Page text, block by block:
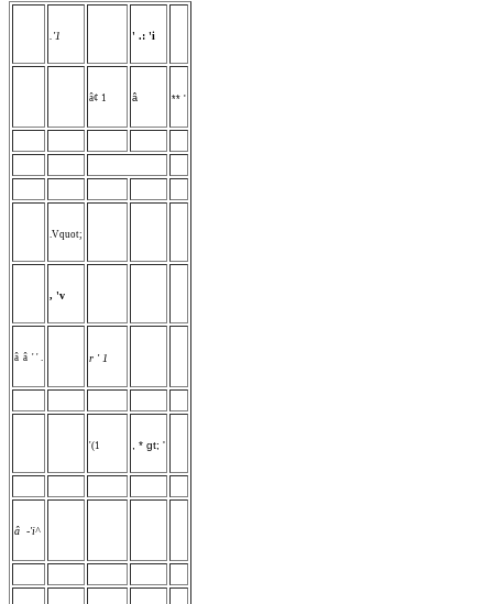
.'1 ' .: 'i
â¢ 1 â ** '
.Vquot;
, 'v
â â ' ' . r ' 1
'(1 , * gt; '
â -'i^